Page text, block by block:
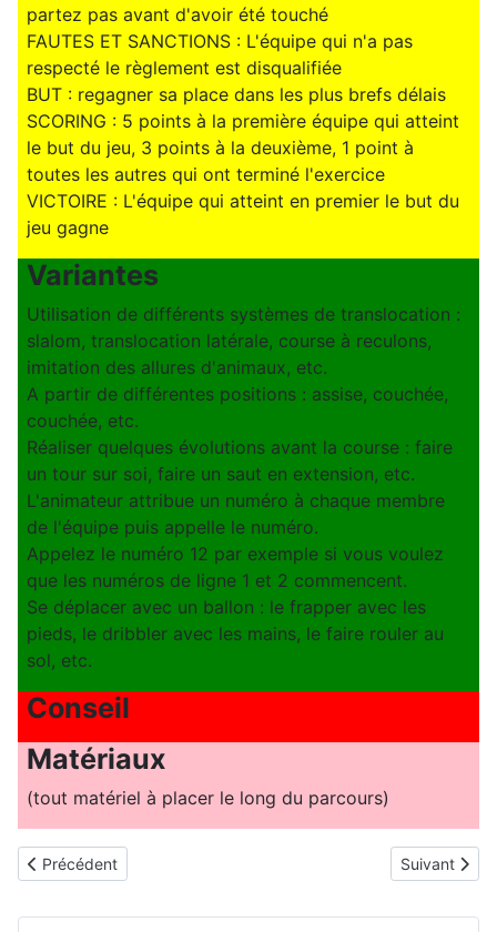
partez pas avant d'avoir été touché
FAUTES ET SANCTIONS : L'équipe qui n'a pas
respecté le règlement est disqualifiée
BUT : regagner sa place dans les plus brefs délais
SCORING : 5 points à la première équipe qui atteint
le but du jeu, 3 points à la deuxième, 1 point à
toutes les autres qui ont terminé l'exercice
VICTOIRE : L'équipe qui atteint en premier le but du
jeu gagne
Variantes
Utilisation de différents systèmes de translocation :
slalom, translocation latérale, course à reculons,
imitation des allures d'animaux, etc.
A partir de différentes positions : assise, couchée,
couchée, etc.
Réaliser quelques évolutions avant la course : faire
un tour sur soi, faire un saut en extension, etc.
L'animateur attribue un numéro à chaque membre
de l'équipe puis appelle le numéro.
Appelez le numéro 12 par exemple si vous voulez
que les numéros de ligne 1 et 2 commencent.
Se déplacer avec un ballon : le frapper avec les
pieds, le dribbler avec les mains, le faire rouler au
sol, etc.
Conseil
Matériaux
(tout matériel à placer le long du parcours)
Article précédent : JEU DE MOUVEMENT ET DE SPORT POUR
Précédent Article
Suivant